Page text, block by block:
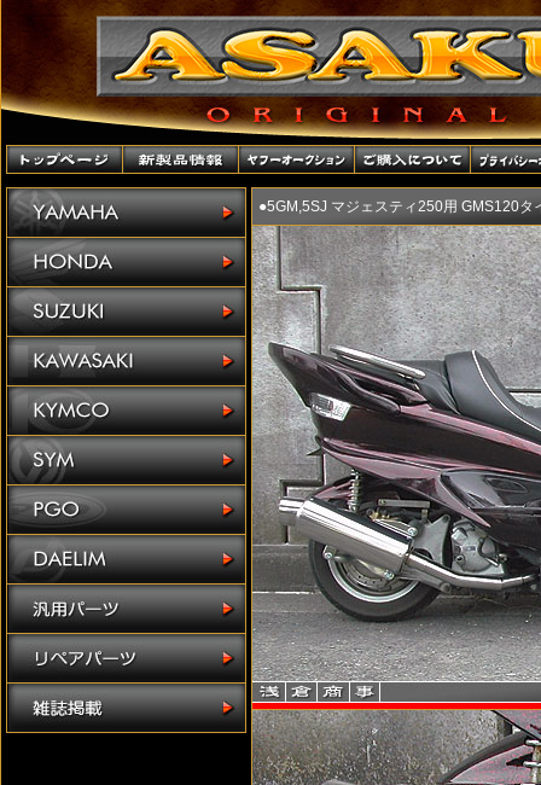
●5GM,5SJ マジェスティ250用 GMS120タ